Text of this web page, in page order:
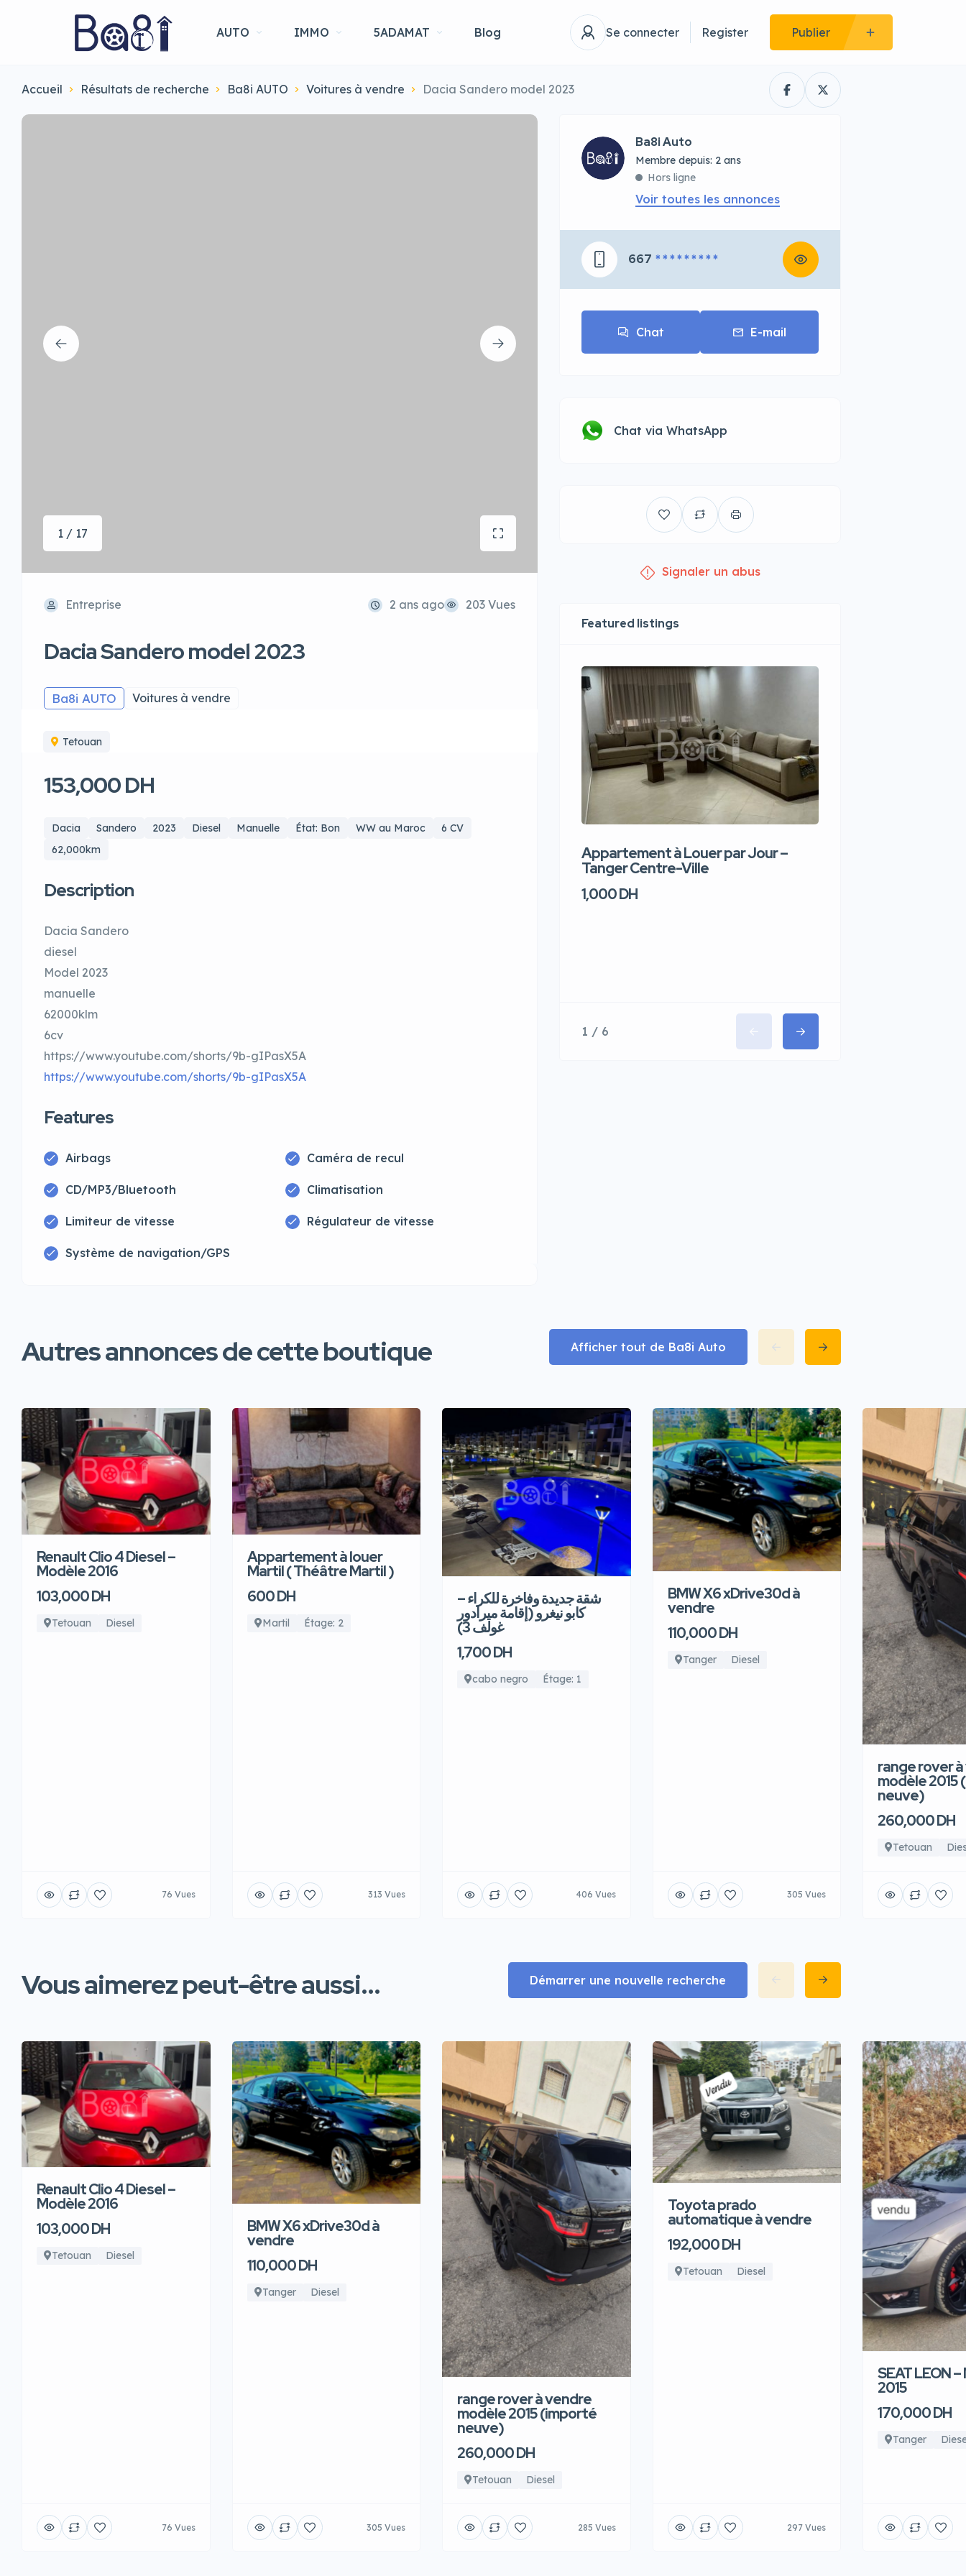
AUTO IMMO 5ADAMAT Blog Se connecter Register Publier
Accueil Résultats de recherche Ba8i AUTO Voitures à vendre Dacia Sandero model 2023
1 / 17
Entreprise 2 ans ago 203 Vues
Dacia Sandero model 2023
Ba8i AUTO Voitures à vendre
Tetouan
153,000 DH
Dacia Sandero 2023 Diesel Manuelle État: Bon WW au Maroc
6 CV
62,000km
Description
Dacia Sandero
diesel
Model 2023
manuelle
62000klm
6cv
https://www.youtube.com/shorts/9b-gIPasX5A
https://www.youtube.com/shorts/9b-gIPasX5A
Features
Airbags Caméra de recul
CD/MP3/Bluetooth Climatisation
Limiteur de vitesse Régulateur de vitesse
Système de navigation/GPS
Ba8i Auto
Membre depuis: 2 ans
Hors ligne
Voir toutes les annonces
667 * * * * * * * * *
Chat E-mail
Chat via WhatsApp
Signaler un abus
Featured listings
Appartement à Louer par Jour –
Tanger Centre-Ville
1,000 DH
1 / 6
Autres annonces de cette boutique Afficher tout de Ba8i Auto
Renault Clio 4 Diesel –
Modèle 2016
103,000 DH
Tetouan Diesel
76 Vues
Appartement à louer
Martil ( Théâtre Martil )
600 DH
Martil Étage: 2
313 Vues
شقة جديدة وفاخرة للكراء –
كابو نيغرو (إقامة ميرادور
غولف 3)
1,700 DH
cabo negro Étage: 1
406 Vues
BMW X6 xDrive30d à
vendre
110,000 DH
Tanger Diesel
305 Vues
range rover
modèle 2015
neuve)
260,000 DH
Tetouan
Vous aimerez peut-être aussi... Démarrer une nouvelle recherche
Renault Clio 4 Diesel –
Modèle 2016
103,000 DH
Tetouan Diesel
76 Vues
BMW X6 xDrive30d à
vendre
110,000 DH
Tanger Diesel
305 Vues
range rover à vendre
modèle 2015 (importé
neuve)
260,000 DH
Tetouan Diesel
285 Vues
Toyota prado
automatique à vendre
192,000 DH
Tetouan Diesel
297 Vues
SEAT LEON –
2015
170,000 DH
Tanger